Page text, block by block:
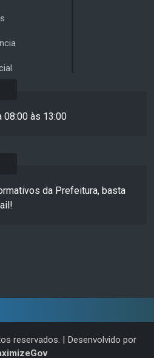
08:00 às 13:00
da Prefeitura, basta
reservados. | Desenvolvido por